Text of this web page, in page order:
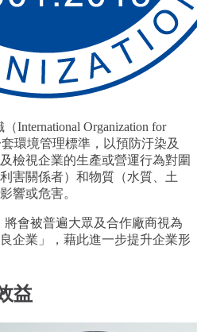
International Organization for
套環境管理標準，以預防汙染及
檢視企業的生產或營運行為對圍
害關係者）和物質（水質、土
響或危害。
將會被普遍大眾及合作廠商視為
企業」，藉此進一步提升企業形
益